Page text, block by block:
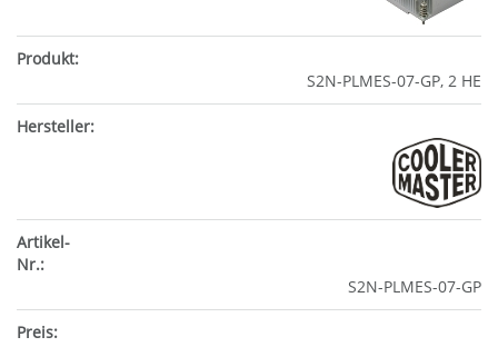
S2N-PLMES-07-GP, 2 HE
S2N-PLMES-07-GP